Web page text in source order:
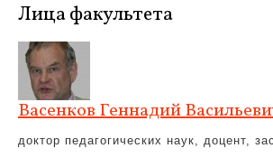
Лица факультета
Васенков Геннадий
доктор педагогических наук, доцент,